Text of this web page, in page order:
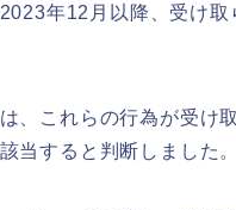
年12月以降、受け
、これらの行為が受け
当すると判断しました